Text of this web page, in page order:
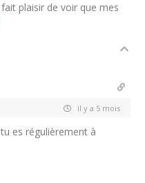
plaisir de voir que mes
il y a 5 mois
es régulièrement à